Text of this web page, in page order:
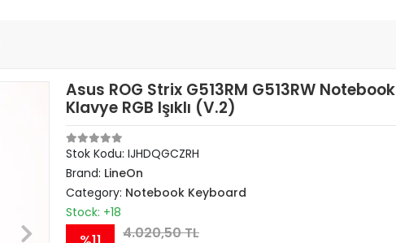
Asus ROG Strix G513RM G513RW Notebook
Klavye RGB Işıklı (V.2)
Stok Kodu: IJHDQGCZRH
Brand: LineOn
Category: Notebook Keyboard
Stock: +18
4.020,50 TL